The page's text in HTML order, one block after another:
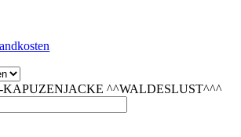
^^WALDESLUST^^^